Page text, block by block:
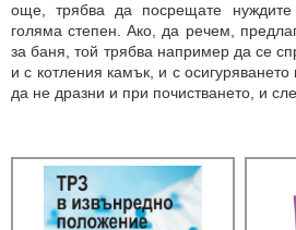
още, трябва да посрещате
голяма степен. Ако, да речем,
за баня, той трябва например да се
и с котления камък, и с
да не дразни и при почистването, и